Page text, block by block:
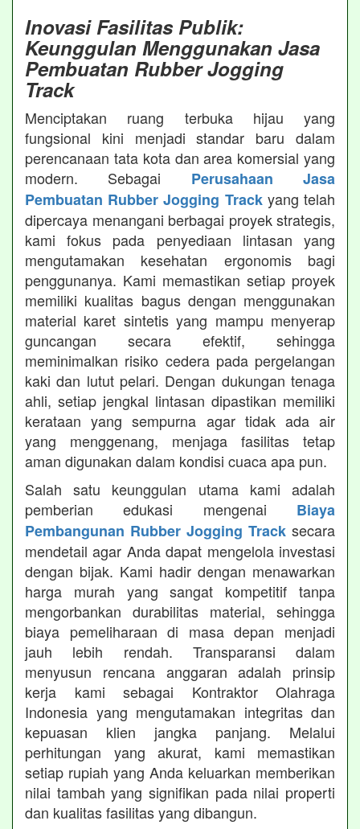
Inovasi Fasilitas Publik:
Keunggulan Menggunakan Jasa
Pembuatan Rubber Jogging
Track
Menciptakan ruang terbuka hijau yang
fungsional kini menjadi standar baru dalam
perencanaan tata kota dan area komersial yang
modern. Sebagai Perusahaan Jasa
Pembuatan Rubber Jogging Trackyang telah
dipercaya menangani berbagai proyek strategis,
kami fokus pada penyediaan lintasan yang
mengutamakan kesehatan ergonomis bagi
penggunanya. Kami memastikan setiap proyek
memiliki kualitas bagus dengan menggunakan
material karet sintetis yang mampu menyerap
guncangan secara efektif, sehingga
meminimalkan risiko cedera pada pergelangan
kaki dan lutut pelari. Dengan dukungan tenaga
ahli, setiap jengkal lintasan dipastikan memiliki
kerataan yang sempurna agar tidak ada air
yang menggenang, menjaga fasilitas tetap
aman digunakan dalam kondisi cuaca apa pun.
Salah satu keunggulan utama kami adalah
pemberian edukasi mengenai Biaya
Pembangunan Rubber Jogging Track secara
mendetail agar Anda dapat mengelola investasi
dengan bijak. Kami hadir dengan menawarkan
harga murah yang sangat kompetitif tanpa
mengorbankan durabilitas material, sehingga
biaya pemeliharaan di masa depan menjadi
jauh lebih rendah. Transparansi dalam
menyusun rencana anggaran adalah prinsip
kerja kami sebagai Kontraktor Olahraga
Indonesia yang mengutamakan integritas dan
kepuasan klien jangka panjang. Melalui
perhitungan yang akurat, kami memastikan
setiap rupiah yang Anda keluarkan memberikan
nilai tambah yang signifikan pada nilai properti
dan kualitas fasilitas yang dibangun.